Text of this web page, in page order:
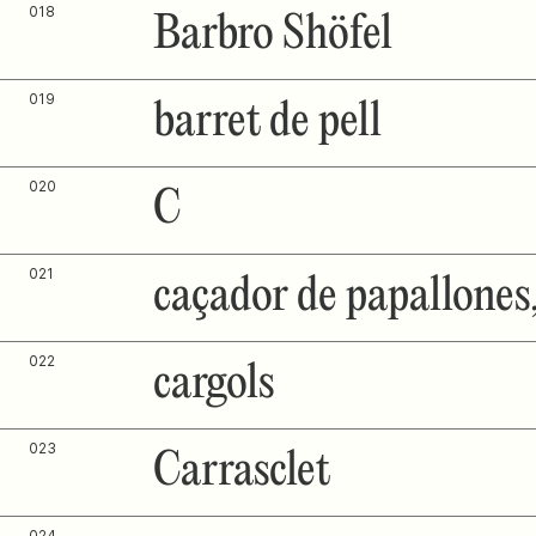
018 Barbro Shöfel
019 barret de pell
020 C
021 caçador de
022 cargols
023 Carrasclet